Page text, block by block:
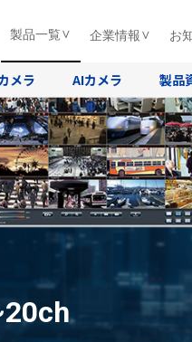
製品一覧
メラ AIカメラ 製品
企業情報 お